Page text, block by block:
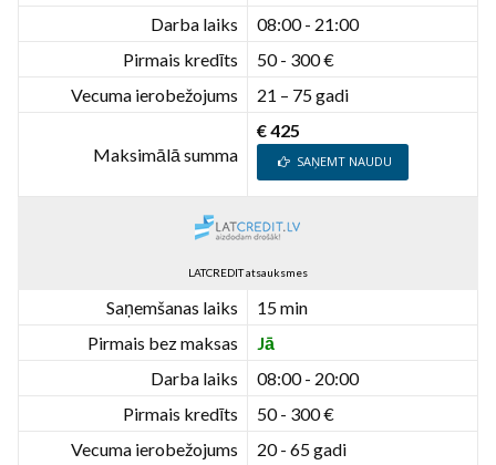
Darba laiks
08:00 - 21:00
Pirmais kredīts
50 - 300 €
Vecuma ierobežojums
21 – 75 gadi
Maksimālā summa
€ 425
SAŅEMT NAUDU
LATCREDIT atsauksmes
Saņemšanas laiks
15 min
Pirmais bez maksas
Jā
Darba laiks
08:00 - 20:00
Pirmais kredīts
50 - 300 €
Vecuma ierobežojums
20 - 65 gadi